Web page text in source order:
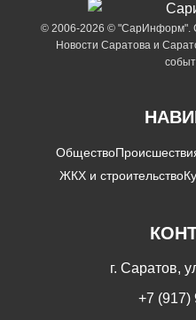
© 2006-2026 © "СарИнформ".
Новости Саратова и
Общество
ЖКХ и строительство
г. Саратов,
+7 (917)